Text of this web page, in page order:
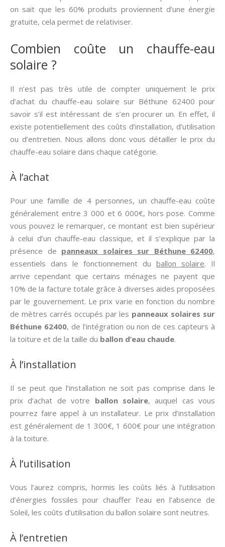
on sait que les 60% produits proviennent d’une énergie
gratuite, cela permet de relativiser.
Combien coûte un chauffe-eau
solaire ?
Il n’est pas très utile de compter uniquement le prix
d’achat du chauffe-eau solaire sur Béthune 62400 pour
savoir s’il est intéressant de s’en procurer un. En effet, il
existe potentiellement des coûts d’installation, d’utilisation
ou d’entretien. Nous allons donc vous détailler le prix du
chauffe-eau solaire dans chaque catégorie.
À l’achat
Pour une famille de 4 personnes, un chauffe-eau coûte
généralement entre 3 000 et 6 000€, hors pose. Comme
vous pouvez le remarquer, ce montant est bien supérieur
à celui d’un chauffe-eau classique, et il s’explique par la
présence de panneaux solaires sur Béthune 62400,
essentiels dans le fonctionnement du ballon solaire. Il
arrive cependant que certains ménages ne payent que
10% de la facture totale grâce à diverses aides proposées
par le gouvernement. Le prix varie en fonction du nombre
de mètres carrés occupés par les panneaux solaires sur
Béthune 62400, de l’intégration ou non de ces capteurs à
la toiture et de la taille du ballon d’eau chaude.
À l’installation
Il se peut que l’installation ne soit pas comprise dans le
prix d’achat de votre ballon solaire, auquel cas vous
pourrez faire appel à un installateur. Le prix d’installation
est généralement de 1 300€, 1 600€ pour une intégration
à la toiture.
À l’utilisation
Vous l’aurez compris, hormis les coûts liés à l’utilisation
d’énergies fossiles pour chauffer l’eau en l’absence de
Soleil, les coûts d’utilisation du ballon solaire sont neutres.
À l’entretien